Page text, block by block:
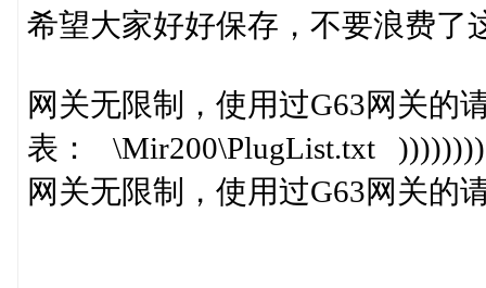
希望大家好好保存，不要浪费了
网关无限制，使用过G63网关的
表： \Mir200\PlugList.txt
网关无限制，使用过G63网关的